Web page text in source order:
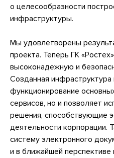
о целесообразности
инфраструктуры.
Мы удовлетворены
проекта. Теперь ГК
высоконадежную и
Созданная
функционирование
сервисов, но и позволяет
решения, способствующие
деятельности корпорации.
систему электронного
и в ближайшей